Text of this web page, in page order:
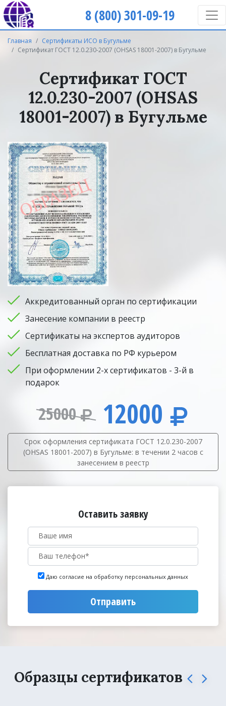
8 (800) 301-09-19
Главная
Сертификаты ИСО в Бугульме
Сертификат ГОСТ 12.0.230-2007 (OHSAS 18001-2007) в Бугульме
Сертификат ГОСТ
12.0.230-2007 (OHSAS
18001-2007) в Бугульме
Аккредитованный орган по сертификации
Занесение компании в реестр
Сертификаты на экспертов аудиторов
Бесплатная доставка по РФ курьером
При оформлении 2-х сертификатов - 3-й в
подарок
25000 12000
Срок оформления сертификата ГОСТ 12.0.230-2007
(OHSAS 18001-2007) в Бугульме: в течении 2 часов с
занесением в реестр
Оставить заявку
Даю согласие на обработку персональных данных
Отправить
Образцы сертификатов